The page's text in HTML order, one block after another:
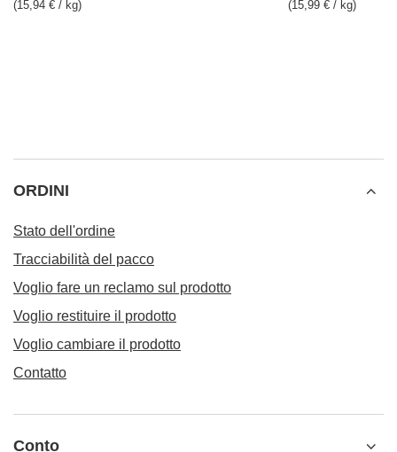
Verde Mate Green Energia Guarana 0,5 kg
(15,94 € / kg)
ORDINI